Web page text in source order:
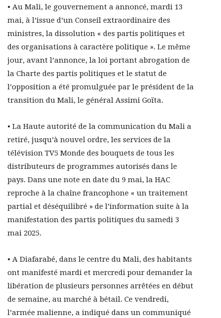
• Au Mali, le gouvernement a annoncé, mardi 13
mai, à l’issue d’un Conseil extraordinaire des
ministres, la dissolution « des partis politiques et
des organisations à caractère politique ». Le même
jour, avant l’annonce, la loi portant abrogation de
la Charte des partis politiques et le statut de
l’opposition a été promulguée par le président de la
transition du Mali, le général Assimi Goïta.
• La Haute autorité de la communication du Mali a
retiré, jusqu’à nouvel ordre, les services de la
télévision TV5 Monde des bouquets de tous les
distributeurs de programmes autorisés dans le
pays. Dans une note en date du 9 mai, la HAC
reproche à la chaîne francophone « un traitement
partial et déséquilibré » de l’information suite à la
manifestation des partis politiques du samedi 3
mai 2025.
• A Diafarabé, dans le centre du Mali, des habitants
ont manifesté mardi et mercredi pour demander la
libération de plusieurs personnes arrêtées en début
de semaine, au marché à bétail. Ce vendredi,
l’armée malienne, a indiqué dans un communiqué